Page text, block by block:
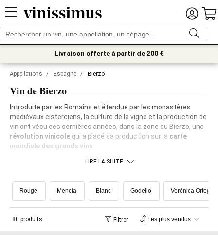
Livraison offerte à partir de 200 €
Appellations / Espagne / Bierzo
Vin de Bierzo
Introduite par les Romains et étendue par les monastères
médiévaux cisterciens, la culture de la vigne et la production de
vin ont vécu ces sernières années, dans la zone du Bierzo, une
révolution vinicole qui a placé sa production sur la carte
mondiale des grands vins
LIRE LA SUITE
Rouge Mencía Blanc Godello Verónica Ortega
80 produits Filtrer